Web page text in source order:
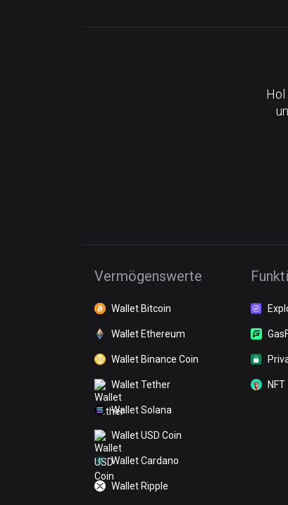
Hol
Vermögenswerte
Wallet Bitcoin
Wallet Ethereum
Wallet Binance Coin
Wallet Tether
Wallet Solana
Wallet USD Coin
Wallet Cardano
Wallet Ripple
NFT